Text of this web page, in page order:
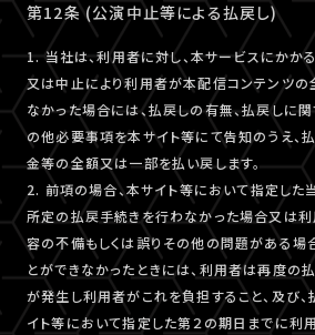
第12条 (公演中止等による払戻し)
1. 当社は、利用者に対し、本サービスにかか
又は中止により利用者が本配信コンテンツ
なかった場合には、払戻しの有無、払戻しに
の他必要事項を本サイト等にて告知のうえ、
金等の全額又は一部を払い戻します。
2. 前項の場合、本サイト等において指定し
所定の払戻手続きを行わなかった場合又は
容の不備もしくは誤りその他の問題がある場
とができなかったときには、利用者は再度の
が発生し利用者がこれを負担すること、及び
イト等において指定した第２の期日までに利